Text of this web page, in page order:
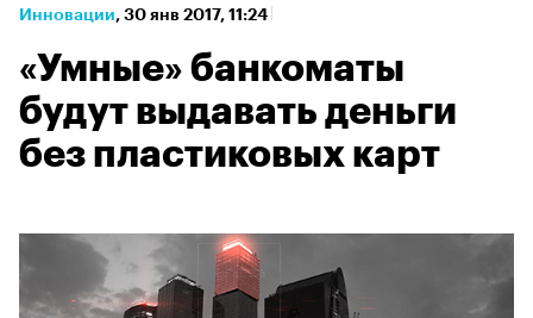
Инновации⁠, 30 янв 2017, 11:24
«Умные» банкоматы
будут выдавать деньги
без пластиковых карт